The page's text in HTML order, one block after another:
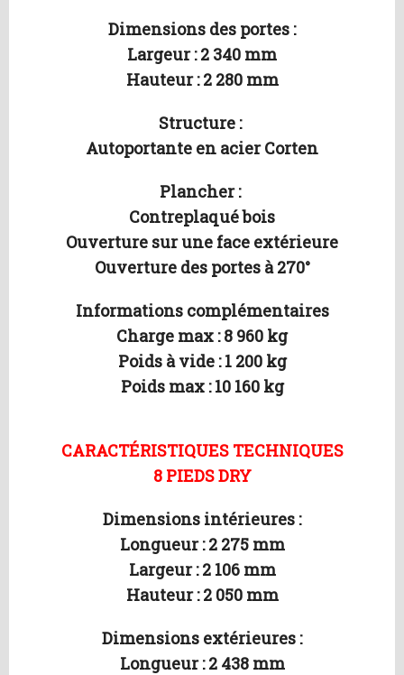
Dimensions des portes :
Largeur : 2 340 mm
Hauteur : 2 280 mm
Structure :
Autoportante en acier Corten
Plancher :
Contreplaqué bois
Ouverture sur une face extérieure
Ouverture des portes à 270°
Informations complémentaires
Charge max : 8 960 kg
Poids à vide : 1 200 kg
Poids max : 10 160 kg
CARACTÉRISTIQUES TECHNIQUES
8 PIEDS DRY
Dimensions intérieures :
Longueur : 2 275 mm
Largeur : 2 106 mm
Hauteur : 2 050 mm
Dimensions extérieures :
Longueur : 2 438 mm